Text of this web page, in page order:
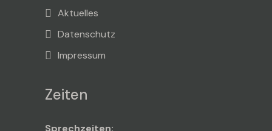
Aktuelles
Datenschutz
Impressum
Zeiten
Sprechzeiten: